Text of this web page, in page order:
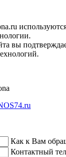
вы
Как к Вам
Контактный